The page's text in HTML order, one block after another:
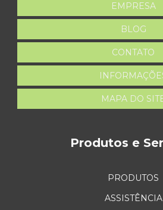
EMPRESA
BLOG
CONTATO
MAPA DO
Produtos e
PRODUTOS
ASSISTÊNCIA